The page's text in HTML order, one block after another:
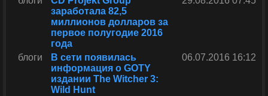
заработала 82,5
миллионов долларов за
первое полугодие 2016
года
блоги
В сети появилась
информация о GOTY
издании The Witcher 3:
Wild Hunt
06.07.2016 16:12